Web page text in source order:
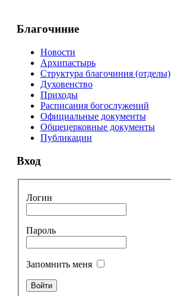
Благочиние
Новости
Архипастырь
Структура благочиния (отделы)
Духовенство
Приходы
Расписания богослужений
Официальные документы
Общецерковные документы
Публикации
Вход
Логин
Пароль
Запомнить меня